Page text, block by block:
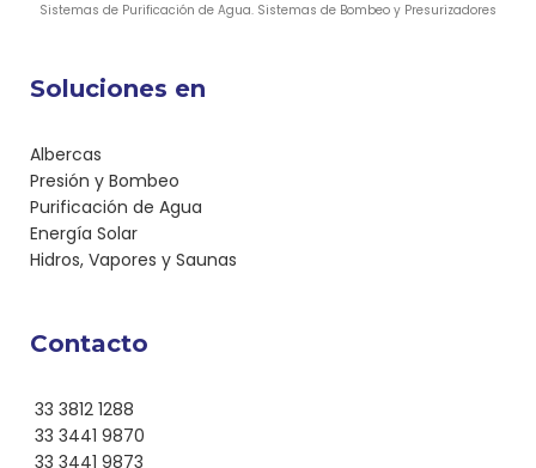
Sistemas de Purificación de Agua. Sistemas de Bombeo y Presurizadores
Soluciones en
Albercas
Presión y Bombeo
Purificación de Agua
Energía Solar
Hidros, Vapores y Saunas
Contacto
33 3812 1288
33 3441 9870
33 3441 9873